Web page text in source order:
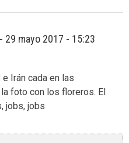
- 29 mayo 2017 - 15:23
Irán cada en las
foto con los floreros. El
jobs, jobs